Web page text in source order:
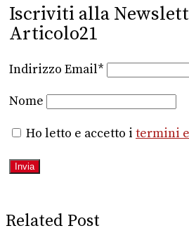
Iscriviti alla
Articolo21
Indirizzo Email*
Nome
Ho letto e accetto i termini
Related Post